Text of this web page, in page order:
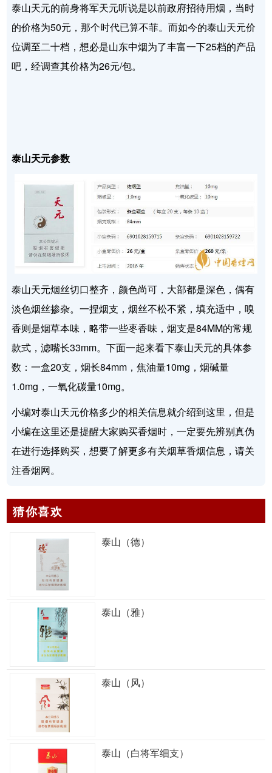
泰山天元的前身将军天元听说是以前政府招待用烟，当时
的价格为50元，那个时代已算不菲。而如今的泰山天元价
位调至二十档，想必是山东中烟为了丰富一下25档的产品
吧，经调查其价格为26元/包。
泰山天元参数
泰山天元烟丝切口整齐，颜色尚可，大部都是深色，偶有
淡色烟丝掺杂。一捏烟支，烟丝不松不紧，填充适中，嗅
香则是烟草本味，略带一些枣香味，烟支是84MM的常规
款式，滤嘴长33mm。下面一起来看下泰山天元的具体参
数：一盒20支，烟长84mm，焦油量10mg，烟碱量
1.0mg，一氧化碳量10mg。
小编对泰山天元价格多少的相关信息就介绍到这里，但是
小编在这里还是提醒大家购买香烟时，一定要先辨别真伪
在进行选择购买，想要了解更多有关烟草香烟信息，请关
注香烟网。
猜你喜欢
泰山（德）
泰山（雅）
泰山（风）
泰山（白将军细支）